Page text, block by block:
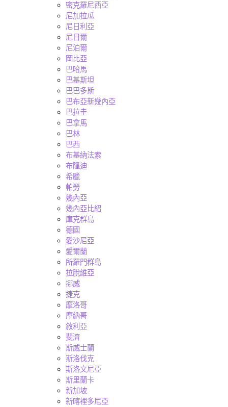
密克羅尼西亞
尼加拉瓜
尼日利亞
尼日爾
尼泊爾
岡比亞
巴哈馬
巴基斯坦
巴巴多斯
巴布亞新幾內亞
巴拉圭
巴拿馬
巴林
巴西
布基納法索
布隆迪
希臘
帕勞
幾內亞
幾內亞比紹
庫克群島
德國
愛沙尼亞
愛爾蘭
所羅門群島
拉脫維亞
挪威
捷克
摩洛哥
摩納哥
敘利亞
斐濟
斯威士蘭
斯洛伐克
斯洛文尼亞
斯里蘭卡
新加坡
新喀裡多尼亞